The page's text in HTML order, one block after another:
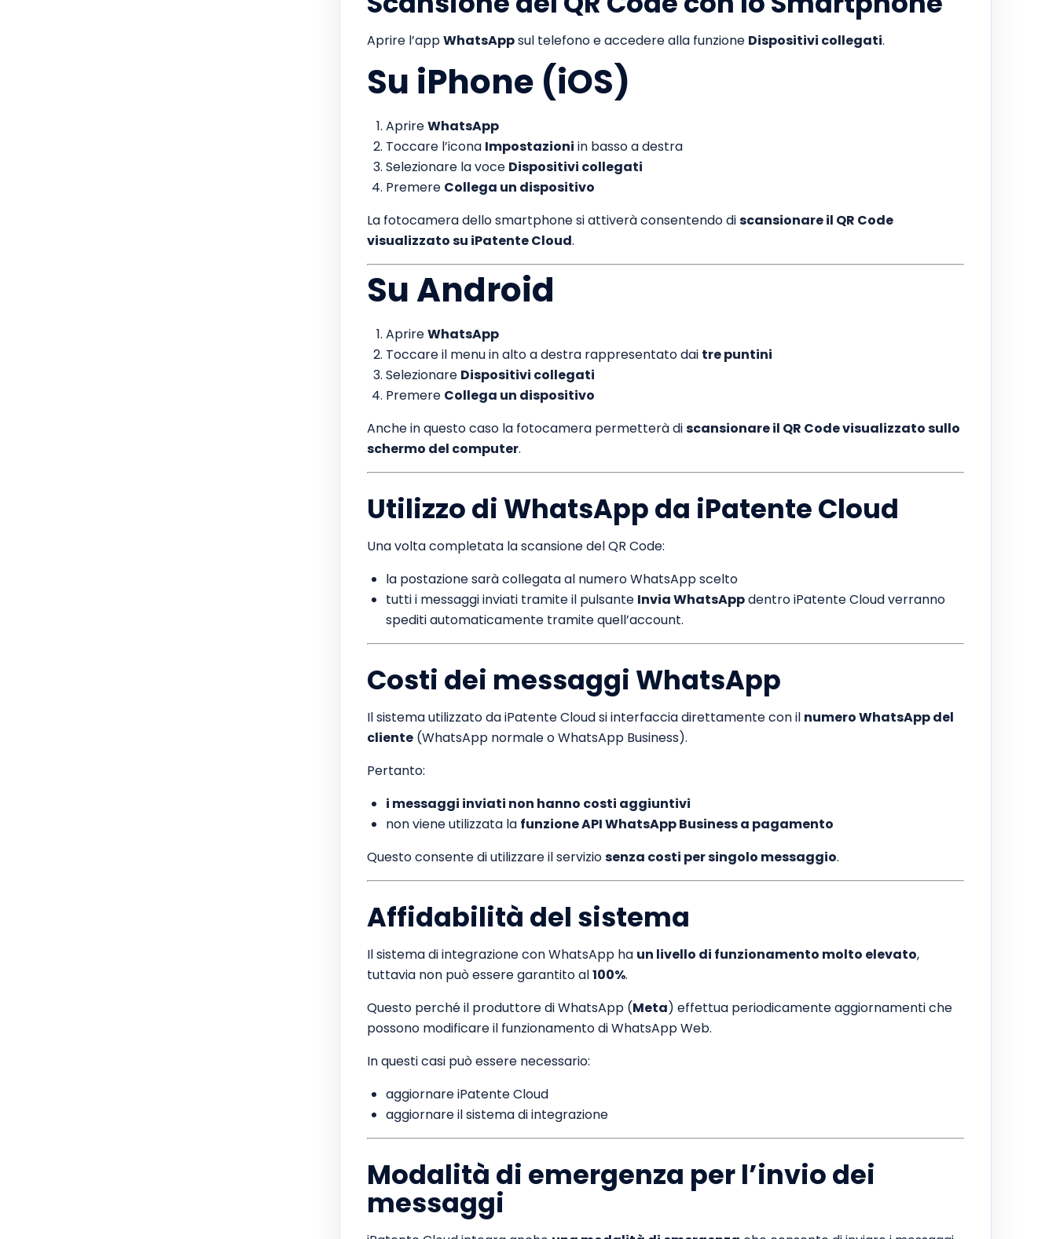
Aprire l’appWhatsAppsul telefono e accedere alla funzione Dispositivi collegati.
Su iPhone (iOS)
AprireWhatsApp
Toccare l’icona Impostazioni in basso a destra
Selezionare la voce Dispositivi collegati
Premere Collega un dispositivo
La fotocamera dello smartphone si attiverà consentendo discansionare il QR Code
visualizzato su iPatente Cloud.
Su Android
AprireWhatsApp
Toccare il menu in alto a destra rappresentato dai tre puntini
Selezionare Dispositivi collegati
Premere Collega un dispositivo
Anche in questo caso la fotocamera permetterà discansionare il QR Code visualizzato sullo
schermo del computer.
Utilizzo di WhatsApp da iPatente Cloud
Una volta completata la scansione del QR Code:
la postazione sarà collegata al numero WhatsApp scelto
tutti i messaggi inviati tramite il pulsante Invia WhatsAppdentro iPatente Cloud verranno
spediti automaticamente tramite quell’account.
Costi dei messaggi WhatsApp
Il sistema utilizzato da iPatente Cloud si interfaccia direttamente con il numero WhatsApp del
cliente (WhatsApp normale o WhatsApp Business).
Pertanto:
i messaggi inviati non hanno costi aggiuntivi
non viene utilizzata la funzione API WhatsApp Business a pagamento
Questo consente di utilizzare il serviziosenza costi per singolo messaggio.
Affidabilità del sistema
Il sistema di integrazione con WhatsApp ha un livello di funzionamento molto elevato,
tuttavia non può essere garantito al100%.
Questo perché il produttore di WhatsApp (Meta) effettua periodicamente aggiornamenti che
possono modificare il funzionamento di WhatsApp Web.
In questi casi può essere necessario:
aggiornare iPatente Cloud
aggiornare il sistema di integrazione
Modalità di emergenza per l’invio dei
messaggi